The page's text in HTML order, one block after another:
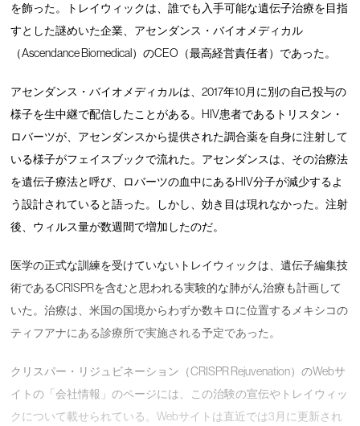
を飾った。トレイウィックは、誰でも入手可能な遺伝子治療を目指
すとした謎めいた企業、アセンダンス・バイオメディカル
（Ascendance Biomedical）のCEO（最高経営責任者）であった。
アセンダンス・バイオメディカルは、2017年10月に別の自己投与の
様子を生中継で配信したことがある。HIV患者であるトリスタン・
ロバーツが、アセンダンスから提供された調合薬を自身に注射して
いる様子がフェイスブックで流れた。アセンダンスは、その治療法
を遺伝子療法と呼び、ロバーツの血中にあるHIV分子が減少するよ
う設計されていると語った。しかし、効き目は現れなかった。注射
後、ウィルス量が数週間で増加したのだ。
医学の正式な訓練を受けていないトレイウィックは、遺伝子編集技
術であるCRISPRを含むと思われる実験的な肺がん治療も計画して
いた。治療は、米国の国境からわずか数キロに位置するメキシコの
ティフアナにある診療所で実施される予定であった。
クリスパー・リジュビネーション（CRISPR Rejuvenation）のWebサ
イトの「会社情報」のページには、この治験の宣伝やトレイウィッ
クについて載せられている。Webサイトは直近では3月に更新され